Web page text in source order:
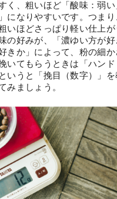
く、粗いほど「酸味：弱い
になりやすいです。つま
いほどさっぱり軽い仕上が
の好みが、「濃ゆい方が
きか」によって、粉の細か
いてもらうときは「ハン
いうと「挽目（数字）」
みましょう。